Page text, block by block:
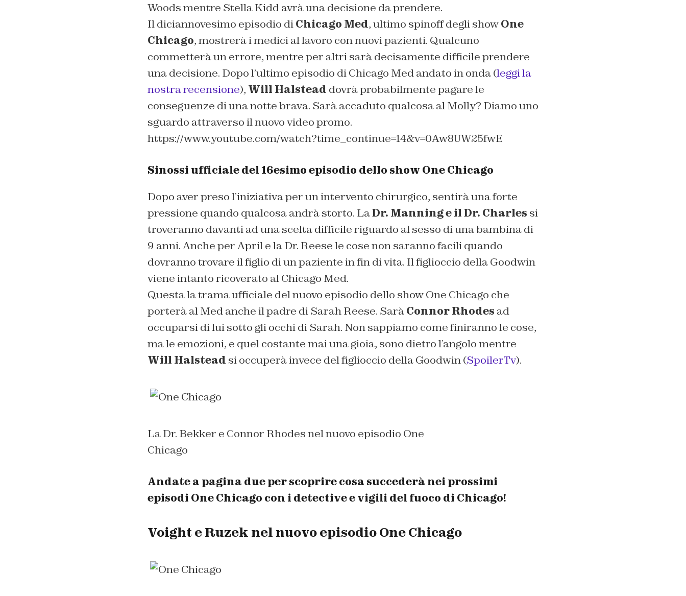
Woods mentre Stella Kidd avrà una decisione da prendere.
Il diciannovesimo episodio diChicago Med, ultimo spinoff degli showOne
Chicago, mostrerà i medici al lavoro con nuovi pazienti. Qualcuno
commetterà un errore, mentre per altri sarà decisamente difficile prendere
una decisione. Dopo l’ultimo episodio di Chicago Med andato in onda (leggi la
nostra recensione), Will Halstead dovrà probabilmente pagare le
conseguenze di una notte brava. Sarà accaduto qualcosa al Molly? Diamo uno
sguardo attraverso il nuovo video promo.
https://www.youtube.com/watch?time_continue=14&v=0Aw8UW25fwE
Sinossi ufficiale del 16esimo episodio dello show One Chicago
Dopo aver preso l’iniziativa per un intervento chirurgico, sentirà una forte
pressione quando qualcosa andrà storto. LaDr. Manning e il Dr. Charles si
troveranno davanti ad una scelta difficile riguardo al sesso di una bambina di
9 anni. Anche per April e la Dr. Reese le cose non saranno facili quando
dovranno trovare il figlio di un paziente in fin di vita. Il figlioccio della Goodwin
viene intanto ricoverato al Chicago Med.
Questa la trama ufficiale del nuovo episodio dello show One Chicago che
porterà al Med anche il padre di Sarah Reese. SaràConnor Rhodes ad
occuparsi di lui sotto gli occhi di Sarah. Non sappiamo come finiranno le cose,
ma le emozioni, e quel costante mai una gioia, sono dietro l’angolo mentre
Will Halstead si occuperà invece del figlioccio della Goodwin (SpoilerTv).
La Dr. Bekker e Connor Rhodes nel nuovo episodio One
Chicago
Andate a pagina due per scoprire cosa succederà nei prossimi
episodi One Chicago con i detective e vigili del fuoco di Chicago!
Voight e Ruzek nel nuovo episodio One Chicago